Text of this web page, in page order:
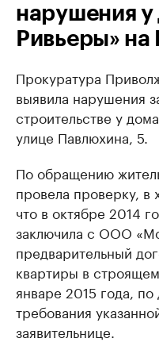
нарушения
Ривьеры»
Прокуратура
выявила нарушения
строительстве у
улице Павлюхина, 5.
По обращению
провела проверку, в
что в октябре 2014
заключила с ООО
предварительный
квартиры в
январе 2015 года,
требования
заявительнице.